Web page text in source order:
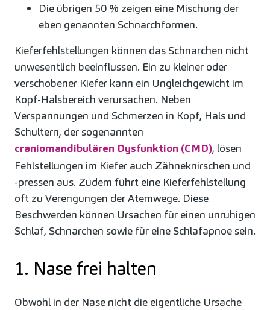
Die übrigen 50 % zeigen eine Mischung der
eben genannten Schnarchformen.
Kieferfehlstellungen können das Schnarchen nicht
unwesentlich beeinflussen. Ein zu kleiner oder
verschobener Kiefer kann ein Ungleichgewicht im
Kopf-Halsbereich verursachen. Neben
Verspannungen und Schmerzen in Kopf, Hals und
Schultern, der sogenannten
craniomandibulären Dysfunktion (CMD), lösen
Fehlstellungen im Kiefer auch Zähneknirschen und
-pressen aus. Zudem führt eine Kieferfehlstellung
oft zu Verengungen der Atemwege. Diese
Beschwerden können Ursachen für einen unruhigen
Schlaf, Schnarchen sowie für eine Schlafapnoe sein.
1. Nase frei halten
Obwohl in der Nase nicht die eigentliche Ursache